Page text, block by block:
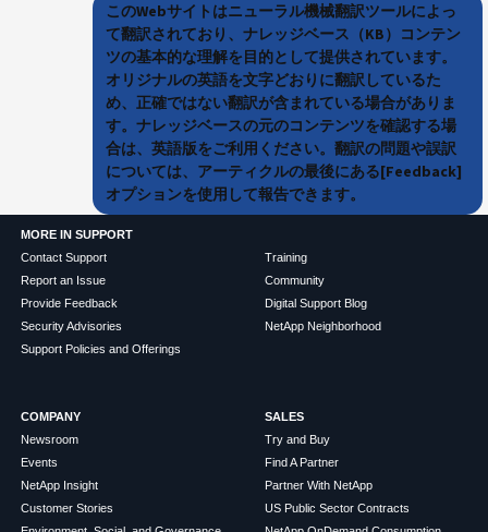
このWebサイトはニューラル機械翻訳ツールによっ
て翻訳されており、ナレッジベース（KB）コンテン
ツの基本的な理解を目的として提供されています。
オリジナルの英語を文字どおりに翻訳しているた
め、正確ではない翻訳が含まれている場合がありま
す。ナレッジベースの元のコンテンツを確認する場
合は、英語版をご利用ください。翻訳の問題や誤訳
については、アーティクルの最後にある[Feedback]
オプションを使用して報告できます。
MORE IN SUPPORT
Contact Support
Report an Issue
Provide Feedback
Security Advisories
Support Policies and Offerings
Training
Community
Digital Support Blog
NetApp Neighborhood
COMPANY
Newsroom
Events
NetApp Insight
Customer Stories
SALES
Try and Buy
Find A Partner
Partner With NetApp
US Public Sector Contracts